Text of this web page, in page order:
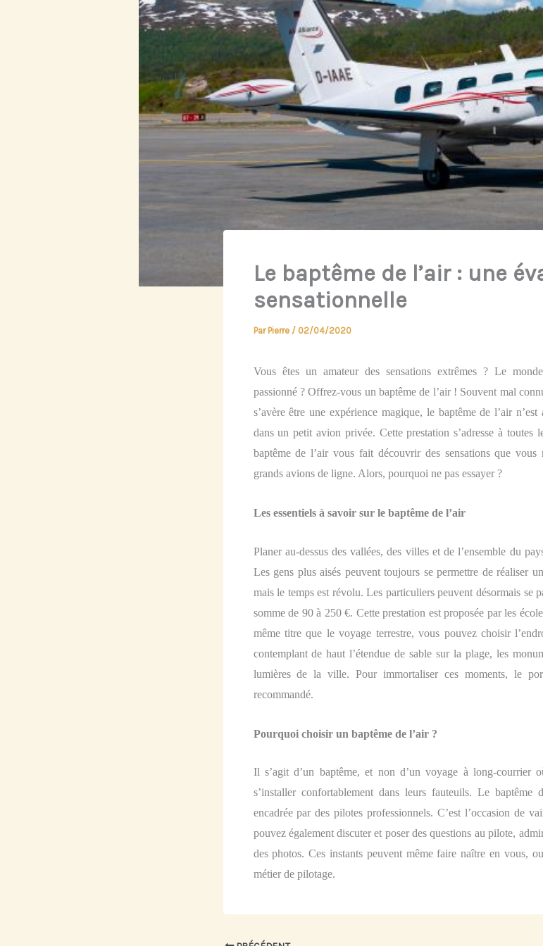
Le baptême de l’air : une
sensationnelle
Par Pierre / 02/04/2020
Vous êtes un amateur des sensations extrêmes? Le
passionné ?Offrez-vous un baptême de l’air ! Souvent mal
s’avèreêtreune expérience magique, le baptême de l’air n’est
dans un petit avion privée. Cette prestation s’adresse à toutes
baptême de l’air vous fait découvrir des sensations que vous
grands avions de ligne. Alors, pourquoi ne pas essayer ?
Les essentiels à savoir sur le baptême de l’air
Planer au-dessus desvallées, des villeset de l’ensemble du
Les gens plus aisés peuvent toujours se permettre de réaliser
mais le temps est révolu. Les particuliers peuvent désormais se
somme de 90 à 250 €. Cette prestation est proposée par les
même titre que le voyage terrestre,vous pouvez choisir l’
contemplant de haut l’étendue de sable sur la plage, les
lumières de la ville. Pour immortaliser ces moments, le
recommandé.
Pourquoi choisir un baptême de l’air ?
Il s’agit d’un baptême, et non d’un voyage à long-courrier
s’installer confortablement dans leurs fauteuils. Le baptême
encadrée par des pilotes professionnels. C’est l’occasion de
pouvez également discuter et poser des questions au pilote,
des photos. Ces instants peuvent même faire naître en vous,
métier de pilotage.